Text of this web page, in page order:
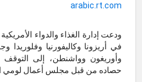
arabic.rt.com
في أريزونا وكاليفورنيا وفلوريدا
وأوريغون وواشنطن، إلى التوقف
حصاده من قبل مجلس أعمال لومي